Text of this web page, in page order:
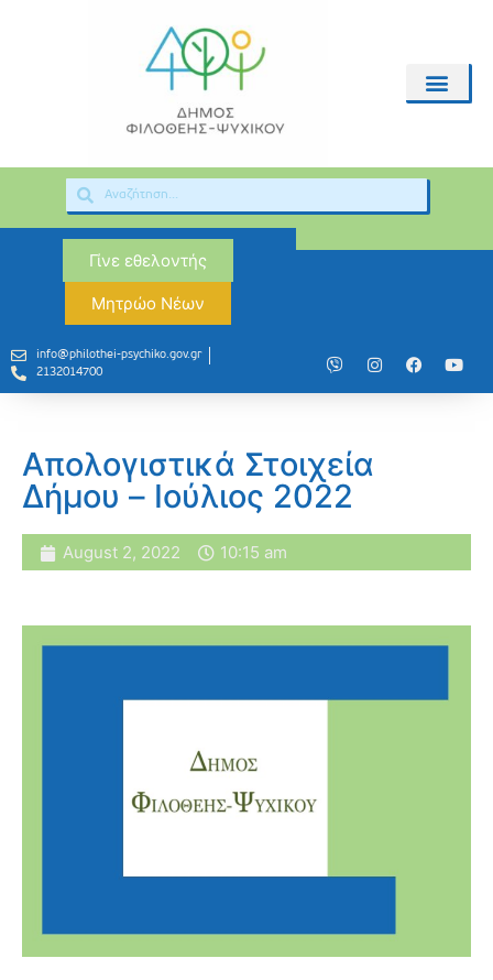
Γίνε εθελοντής
Μητρώο Νέων
info@philothei-psychiko.gov.gr
2132014700
Απολογιστικά Στοιχεία
Δήμου – Ιούλιος 2022
August 2, 2022 10:15 am